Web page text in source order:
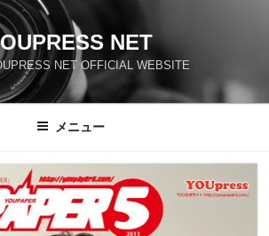
NET
NET OFFICIAL WEBSITE
メニュー